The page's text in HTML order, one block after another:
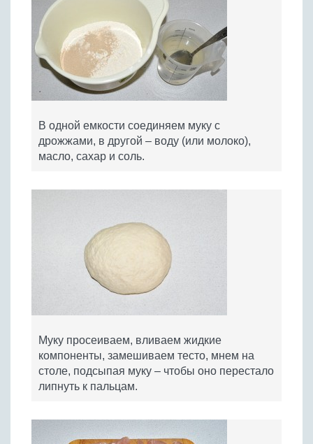
В одной емкости соединяем муку с
дрожжами, в другой – воду (или молоко),
масло, сахар и соль.
Муку просеиваем, вливаем жидкие
компоненты, замешиваем тесто, мнем на
столе, подсыпая муку – чтобы оно перестало
липнуть к пальцам.